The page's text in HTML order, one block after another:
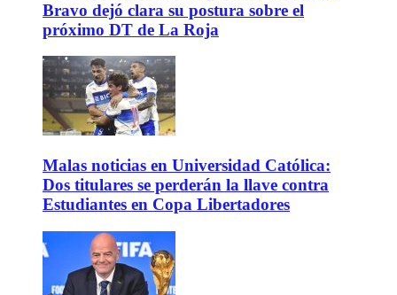
Bravo dejó clara su postura sobre el
próximo DT de La Roja
Malas noticias en Universidad Católica:
Dos titulares se perderán la llave contra
Estudiantes en Copa Libertadores